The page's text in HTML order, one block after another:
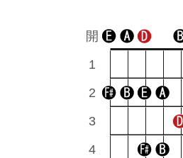
開
1
2
3
4